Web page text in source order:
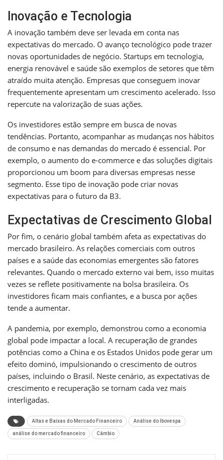
Inovação e Tecnologia
A inovação também deve ser levada em conta nas
expectativas do mercado. O avanço tecnológico pode trazer
novas oportunidades de negócio. Startups em tecnologia,
energia renovável e saúde são exemplos de setores que têm
atraído muita atenção. Empresas que conseguem inovar
frequentemente apresentam um crescimento acelerado. Isso
repercute na valorização de suas ações.
Os investidores estão sempre em busca de novas
tendências. Portanto, acompanhar as mudanças nos hábitos
de consumo e nas demandas do mercado é essencial. Por
exemplo, o aumento do e-commerce e das soluções digitais
proporcionou um boom para diversas empresas nesse
segmento. Esse tipo de inovação pode criar novas
expectativas para o futuro da B3.
Expectativas de Crescimento Global
Por fim, o cenário global também afeta as expectativas do
mercado brasileiro. As relações comerciais com outros
países e a saúde das economias emergentes são fatores
relevantes. Quando o mercado externo vai bem, isso muitas
vezes se reflete positivamente na bolsa brasileira. Os
investidores ficam mais confiantes, e a busca por ações
tende a aumentar.
A pandemia, por exemplo, demonstrou como a economia
global pode impactar a local. A recuperação de grandes
potências como a China e os Estados Unidos pode gerar um
efeito dominó, impulsionando o crescimento de outros
países, incluindo o Brasil. Neste cenário, as expectativas de
crescimento e recuperação se tornam cada vez mais
interligadas.
Altas e Baixas do Mercado Financeiro Análise do Ibovespa
análise do mercado financeiro Câmbio